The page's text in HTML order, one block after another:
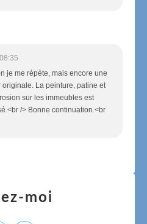
je me répète, mais encore une
La peinture, patine et
sur les immeubles est
/> Bonne continuation.<br
moi